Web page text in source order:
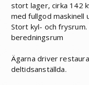
stort lager, cirka 142
med fullgod maskinell
Stort kyl- och
beredningsrum
Ägarna driver
deltidsanställda.